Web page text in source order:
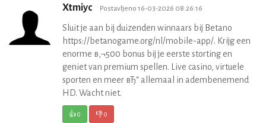
Xtmiyc Postavljeno 16-03-2026 08:26:16
Sluit je aan bij duizenden winnaars bij Betano
https://betanogame.org/nl/mobile-app/. Krijg een
enorme в‚¬500 bonus bij je eerste storting en
geniet van premium spellen. Live casino, virtuele
sporten en meer вЂ“ allemaal in adembenemend
HD. Wacht niet.
👍0 👎0